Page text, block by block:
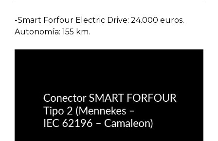
-Smart Forfour Electric Drive: 24.000 euros.
Autonomía: 155 km.